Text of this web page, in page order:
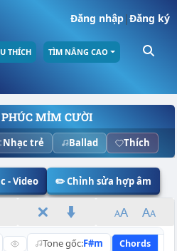
Đăng nhập|Đăng ký
THÍCH TÌM NÂNG CAO
MỈM CƯỜI
Nhạc trẻ Ballad Thích
- Video ✏️ Chỉnh sửa hợp âm
Tone gốc:F#m Chords